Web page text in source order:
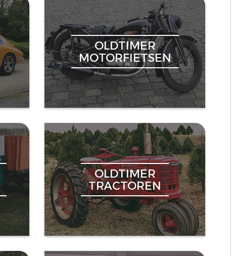
OLDTIMER
MOTORFIETSEN
OLDTIMER
TRACTOREN